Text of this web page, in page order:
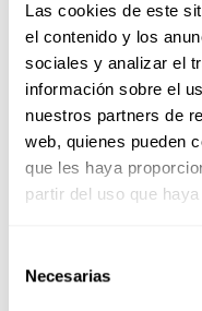
Las cookies de este
el contenido y los
sociales y analizar el
información sobre el
nuestros partners de
web, quienes pueden
que les haya
partir del uso que
Necesarias
Los clientes que
han comprado...